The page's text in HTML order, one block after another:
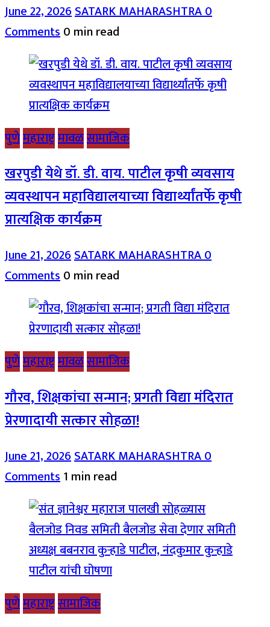
June 22, 2026SATARK MAHARASHTRA0
Comments0 min read
पुणेमहाराष्ट्रमावळसामाजिक
खरपुडी येथे डॉ. डी. वाय. पाटील कृषी व्यवसाय
व्यवस्थापन महाविद्यालयाच्या विद्यार्थ्यांतर्फे कृषी
प्रात्यक्षिक कार्यक्रम
June 21, 2026SATARK MAHARASHTRA0
Comments0 min read
पुणेमहाराष्ट्रमावळसामाजिक
गौरव, शिक्षकांचा सन्मान; प्रगती विद्या मंदिरात
प्रेरणादायी सत्कार सोहळा!
June 21, 2026SATARK MAHARASHTRA0
Comments1 min read
पुणेमहाराष्ट्रसामाजिक